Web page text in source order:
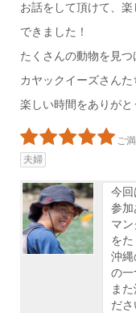
お話をして頂けて、
できました！
たくさんの動物を見
カヤックイーズさんた
楽しい時間をありがと
ご
夫婦
今回
参加
マ
を
沖縄
の一
ま
ださ